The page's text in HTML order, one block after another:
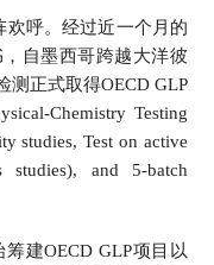
欢呼。经过近一个月的
自墨西哥跨越大洋彼
测正式取得OECD GLP
Chemistry Testing
studies, Test on active
studies), and 5-batch
建OECD GLP项目以